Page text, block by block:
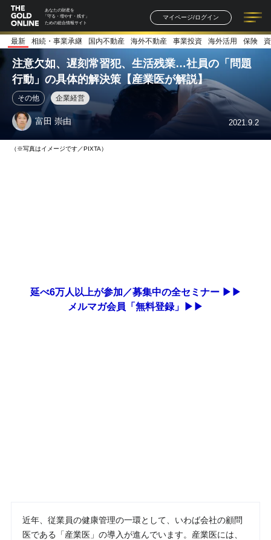
あなたの財産を
「守る・増やす・残す」
ための総合情報サイト
マイページ/ログイン
記事一覧 連載一覧
著者一覧 書籍一覧
最新 相続・事業承継 国内不動産 海外不動産 事業投資 海外活用 保険
注意欠如、遅刻常習犯、生活残業…社員の「問題
行動」の具体的解決策【産業医が解説】
その他 企業経営
富田 崇由 2021.9.2
（※写真はイメージです／PIXTA）
延べ6万人以上が参加／募集中の全セミナー ▶▶
メルマガ会員「無料登録」▶▶
近年、従業員の健康管理の一環として、いわば会社の顧問
医である「産業医」の導入が進んでいます。産業医には、